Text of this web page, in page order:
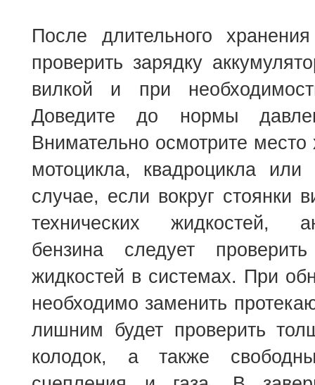
После длительного
проверить зарядку
вилкой и при
Доведите до нормы
Внимательно осмотрите место
мотоцикла, квадроцикла
случае, если вокруг стоянки
технических жидкостей,
бензина следует
жидкостей в системах. При
необходимо заменить
лишним будет проверить
колодок, а также